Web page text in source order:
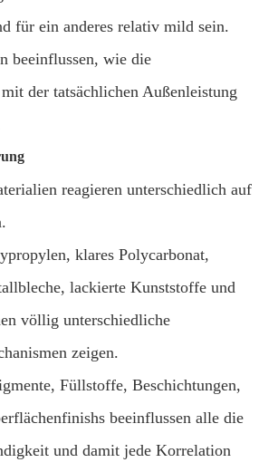
für ein anderes relativ mild sein.
beeinflussen, wie die
der tatsächlichen Außenleistung
reagieren unterschiedlich auf
klares Polycarbonat,
lackierte Kunststoffe und
völlig unterschiedliche
zeigen.
Füllstoffe, Beschichtungen,
beeinflussen alle die
und damit jede Korrelation